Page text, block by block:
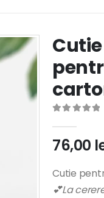
76,00
Cutie
💕La